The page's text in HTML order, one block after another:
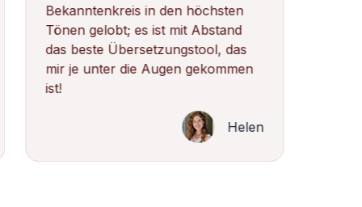
Bekanntenkreis in den höchsten
Tönen gelobt; es ist mit Abstand
das beste Übersetzungstool, das
mir je unter die Augen gekommen
ist!
Helen